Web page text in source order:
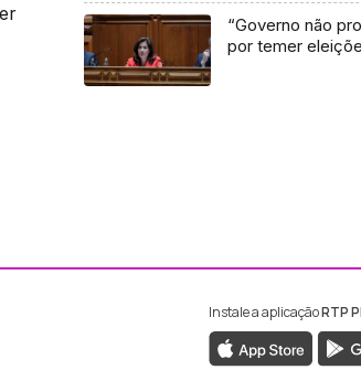
“Governo não
por temer
Facebook da RTP Madeira
ao Instagram da RTP
Instale a aplicaçãoRTP